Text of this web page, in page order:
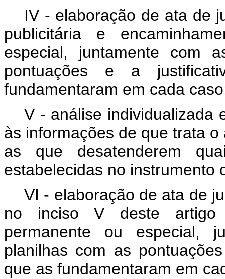
IV - elaboração de ata de
publicitária e
especial, juntamente com
pontuações e a
fundamentaram em cada
V - análise individualizada
às informações de que trata o
as que desatenderem
estabelecidas no instrumento
VI - elaboração de ata de
no inciso V deste artigo
permanente ou especial,
planilhas com as
que as fundamentaram em